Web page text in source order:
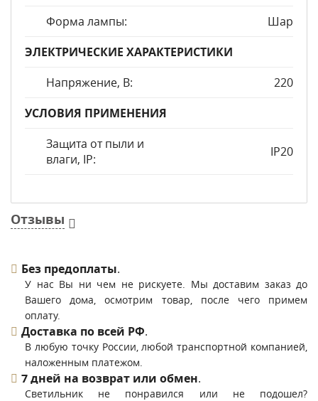
Форма лампы:
Шар
ЭЛЕКТРИЧЕСКИЕ ХАРАКТЕРИСТИКИ
Напряжение, В:
220
УСЛОВИЯ ПРИМЕНЕНИЯ
Защита от пыли и
влаги, IP:
IP20
Отзывы
Без предоплаты.
У нас Вы ни чем не рискуете. Мы доставим заказ до
Вашего дома, осмотрим товар, после чего примем
оплату.
Доставка по всей РФ.
В любую точку России, любой транспортной компанией,
наложенным платежом.
7 дней на возврат или обмен.
Светильник не понравился или не подошел?